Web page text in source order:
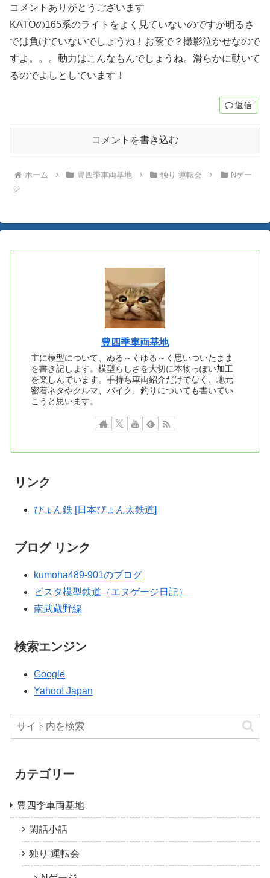
コメントありがとうございます
KATOの165系のライトをよく見ていないのですが明るさ
では負けていないでしょうね！お蔭で？撮影泣かせなので
すよ。。。動力はこんなもんでしょうね。滑らかに動いて
るのでよしとしています！
返信
コメントを書き込む
ホーム 豊四季車両基地 独り 運転会
Nゲー
ジ
豊四季車両基地
主に模型について、ぬる～くゆる～く思いついたまま
を書き記します。模型らしさを大切に本物っぽい加工
を楽しんでいます。手持ち車両紹介だけでなく、地元
密着ネタやクルマ、バイク、釣りについても書いてい
こうと思います。
リンク
ぴょん鉄 [日本ぴょん太鉄道]
ブログ リンク
kumoha489-901のブログ
ビスタ模型鉄道（エヌゲージ日記）
南武蔵野線
検索エンジン
Google
Yahoo! Japan
カテゴリー
豊四季車両基地
閑話小話
独り 運転会